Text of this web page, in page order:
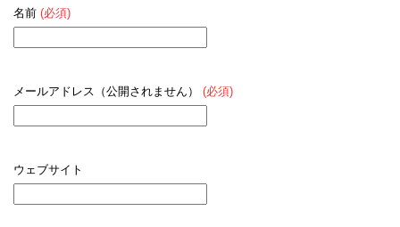
名前 (必須)
メールアドレス（公開されません） (必須)
ウェブサイト